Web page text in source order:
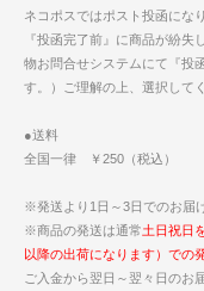
ネコポスではポスト投函にな
『投函完了前』に商品が紛
物お問合せシステムにて『投
す。）ご理解の上、選択して
●送料
全国一律 ￥250（税込）
※発送より1日～3日でのお届
※商品の発送は通常土日祝日
以降の出荷になります）での
ご入金から翌日～翌々日のお